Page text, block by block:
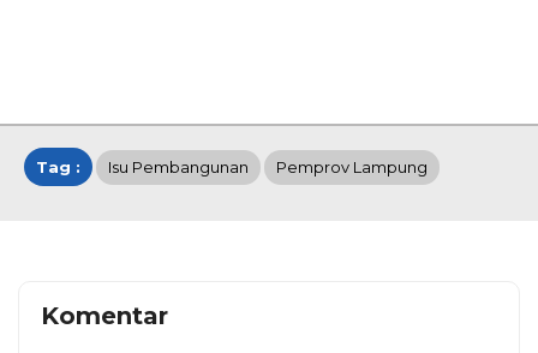
Tag : Isu Pembangunan Pemprov Lampung
Komentar